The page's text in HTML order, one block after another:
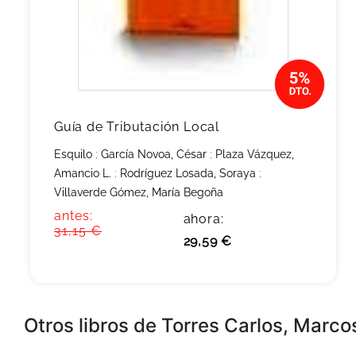
Guía de Tributación Local
Esquilo ; García Novoa, César ; Plaza Vázquez,
Amancio L. ; Rodríguez Losada, Soraya ;
Villaverde Gómez, María Begoña
antes:
31,15 €
ahora:
29,59 €
Otros libros de Torres Carlos,